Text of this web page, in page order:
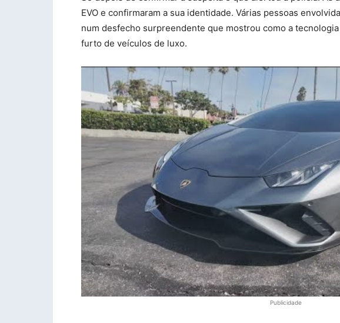
EVO e confirmaram a sua identidade. Várias pessoas
num desfecho surpreendente que mostrou como a
furto de veículos de luxo.
Publicidade